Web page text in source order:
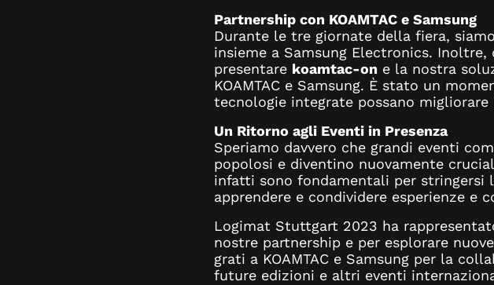
Partnership con KOAMTAC e Samsung
Durante le tre giornate della fiera,
insieme a Samsung Electronics.
presentare koamtac-on e la nostra
KOAMTAC e Samsung. È stato un
tecnologie integrate possano
Un Ritorno agli Eventi in Presenza
Speriamo davvero che grandi eventi
popolosi e diventino nuovamente
infatti sono fondamentali per stringersi
apprendere e condividere esperienze e
Logimat Stuttgart 2023 ha
nostre partnership e per esplorare
grati a KOAMTAC e Samsung per la
future edizioni e altri eventi